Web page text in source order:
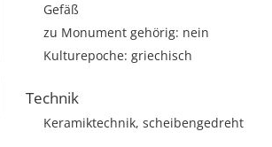
Gefäß
zu Monument gehörig: nein
Kulturepoche: griechisch
Technik
Keramiktechnik, scheibengedreht